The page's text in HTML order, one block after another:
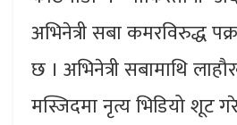
अभिनेत्री सबा कमरविरुद्ध
छ । अभिनेत्री सबामाथि
मस्जिदमा नृत्य भिडियो शूट